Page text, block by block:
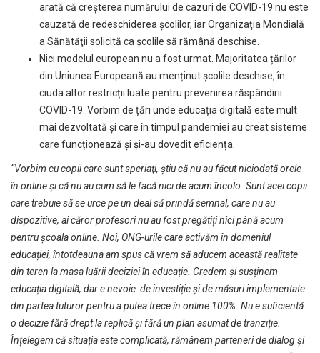
arată că creșterea numărului de cazuri de COVID-19 nu este
cauzată de redeschiderea școlilor, iar Organizaţia Mondială
a Sănătăţii solicită ca şcolile să rămână deschise.
Nici modelul european nu a fost urmat. Majoritatea țărilor
din Uniunea Europeană au menținut școlile deschise, în
ciuda altor restricții luate pentru prevenirea răspândirii
COVID-19. Vorbim de țări unde educația digitală este mult
mai dezvoltată și care în timpul pandemiei au creat sisteme
care funcționează și și-au dovedit eficiența.
“Vorbim cu copii care sunt speriaţi, ştiu că nu au făcut niciodată orele
în online şi că nu au cum să le facă nici de acum încolo. Sunt acei copii
care trebuie să se urce pe un deal să prindă semnal, care nu au
dispozitive, ai căror profesori nu au fost pregătiți nici până acum
pentru școala online. Noi, ONG-urile care activăm în domeniul
educației, întotdeauna am spus că vrem să aducem această realitate
din teren la masa luării deciziei în educație. Credem și susținem
educația digitală, dar e nevoie de investiție și de măsuri implementate
din partea tuturor pentru a putea trece în online 100%. Nu e suficientă
o decizie fără drept la replică și fără un plan asumat de tranziție
Înțelegem că situația este complicată, rămânem parteneri de dialog și